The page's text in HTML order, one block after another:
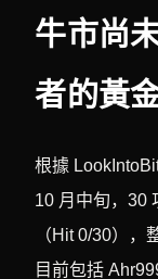
牛市尚
者的黃
根據
10 月中旬，30
（Hit 0/30），
目前包括